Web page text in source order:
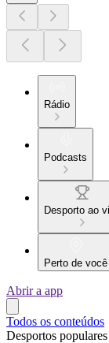
Rádio
Podcasts
Desporto ao
Perto de você
Abrir a app
Todos os conteúdos
Desportos populares